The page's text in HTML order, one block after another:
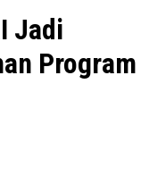
Jadi
Program